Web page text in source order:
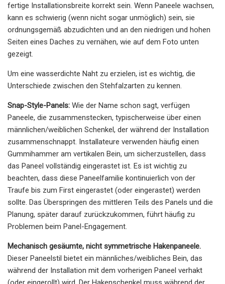
fertige Installationsbreite korrekt sein. Wenn Paneele wachsen,
kann es schwierig (wenn nicht sogar unmöglich) sein, sie
ordnungsgemäß abzudichten und an den niedrigen und hohen
Seiten eines Daches zu vernähen, wie auf dem Foto unten
gezeigt.
Um eine wasserdichte Naht zu erzielen, ist es wichtig, die
Unterschiede zwischen den Stehfalzarten zu kennen.
Snap-Style-Panels: Wie der Name schon sagt, verfügen
Paneele, die zusammenstecken, typischerweise über einen
männlichen/weiblichen Schenkel, der während der Installation
zusammenschnappt. Installateure verwenden häufig einen
Gummihammer am vertikalen Bein, um sicherzustellen, dass
das Paneel vollständig eingerastet ist. Es ist wichtig zu
beachten, dass diese Paneelfamilie kontinuierlich von der
Traufe bis zum First eingerastet (oder eingerastet) werden
sollte. Das Überspringen des mittleren Teils des Panels und die
Planung, später darauf zurückzukommen, führt häufig zu
Problemen beim Panel-Engagement.
Mechanisch gesäumte, nicht symmetrische Hakenpaneele.
Dieser Paneelstil bietet ein männliches/weibliches Bein, das
während der Installation mit dem vorherigen Paneel verhakt